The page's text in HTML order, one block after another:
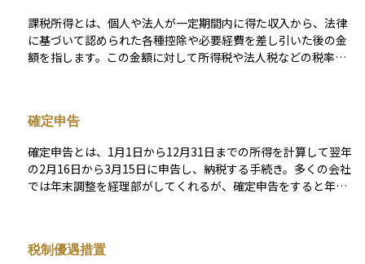
運用においても、節税を考えるうえでとても重要なポイントに
なります。
課税所得とは、個人や法人が一定期間内に得た収入から、法律
に基づいて認められた各種控除や必要経費を差し引いた後の金
額を指します。この金額に対して所得税や法人税などの税率が
まず総収入から非課税所得を除外します。その後、必要経費や
特定の控除（例えば、標準控除、医療費控除、教育費控除な
ど）を適用して課税対象となる所得を求めます。これにより、
公正かつ実情に即した税額を算出し、納税者が収入に見合った
税金を支払うことが可能となります。 課税所得の正確な把握と
め、適切な税務知識を持つこと、または専門の税理士などの助
確定申告
確定申告とは、1月1日から12月31日までの所得を計算して翌年
の2月16日から3月15日に申告し、納税する手続き。多くの会社
では年末調整を経理部がしてくれるが、確定申告をすると年末
税制優遇措置